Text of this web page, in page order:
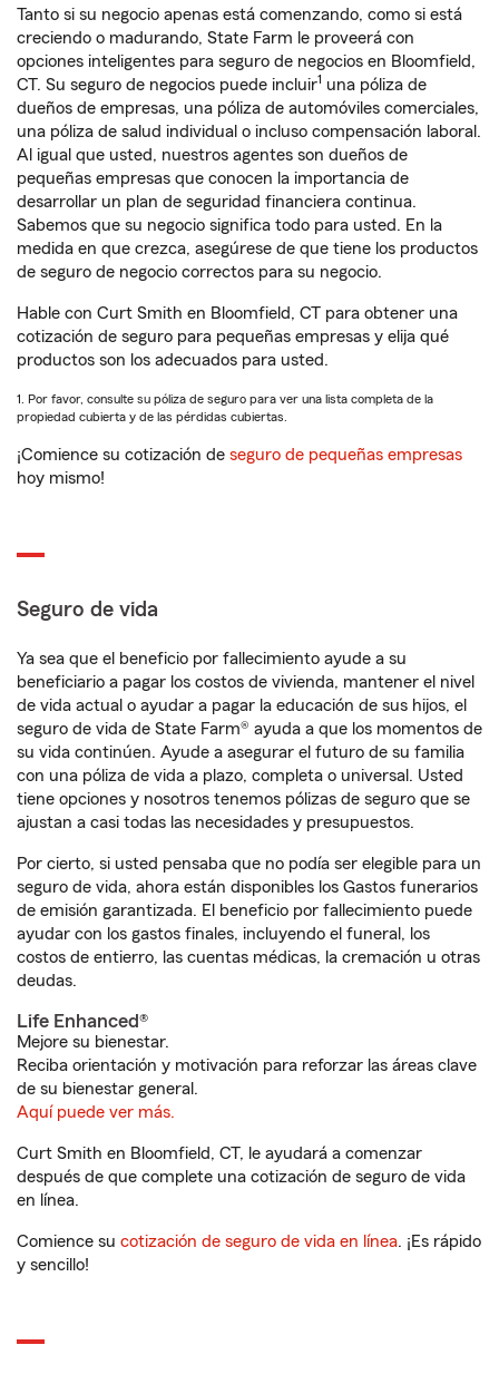
Tanto si su negocio apenas está comenzando, como si está
creciendo o madurando, State Farm le proveerá con
opciones inteligentes para seguro de negocios en Bloomfield,
CT. Su seguro de negocios puede incluir1 una póliza de
dueños de empresas, una póliza de automóviles comerciales,
una póliza de salud individual o incluso compensación laboral.
Al igual que usted, nuestros agentes son dueños de
pequeñas empresas que conocen la importancia de
desarrollar un plan de seguridad financiera continua.
Sabemos que su negocio significa todo para usted. En la
medida en que crezca, asegúrese de que tiene los productos
de seguro de negocio correctos para su negocio.
Hable con Curt Smith en Bloomfield, CT para obtener una
cotización de seguro para pequeñas empresas y elija qué
productos son los adecuados para usted.
1. Por favor, consulte su póliza de seguro para ver una lista completa de la
propiedad cubierta y de las pérdidas cubiertas.
¡Comience su cotización de seguro de pequeñas empresas
hoy mismo!
Seguro de vida
Ya sea que el beneficio por fallecimiento ayude a su
beneficiario a pagar los costos de vivienda, mantener el nivel
de vida actual o ayudar a pagar la educación de sus hijos, el
seguro de vida de State Farm® ayuda a que los momentos de
su vida continúen. Ayude a asegurar el futuro de su familia
con una póliza de vida a plazo, completa o universal. Usted
tiene opciones y nosotros tenemos pólizas de seguro que se
ajustan a casi todas las necesidades y presupuestos.
Por cierto, si usted pensaba que no podía ser elegible para un
seguro de vida, ahora están disponibles los Gastos funerarios
de emisión garantizada. El beneficio por fallecimiento puede
ayudar con los gastos finales, incluyendo el funeral, los
costos de entierro, las cuentas médicas, la cremación u otras
deudas.
Life Enhanced®
Mejore su bienestar.
Reciba orientación y motivación para reforzar las áreas clave
de su bienestar general.
Aquí puede ver más.
Curt Smith en Bloomfield, CT, le ayudará a comenzar
después de que complete una cotización de seguro de vida
en línea.
Comience su cotización de seguro de vida en línea. ¡Es rápido
y sencillo!